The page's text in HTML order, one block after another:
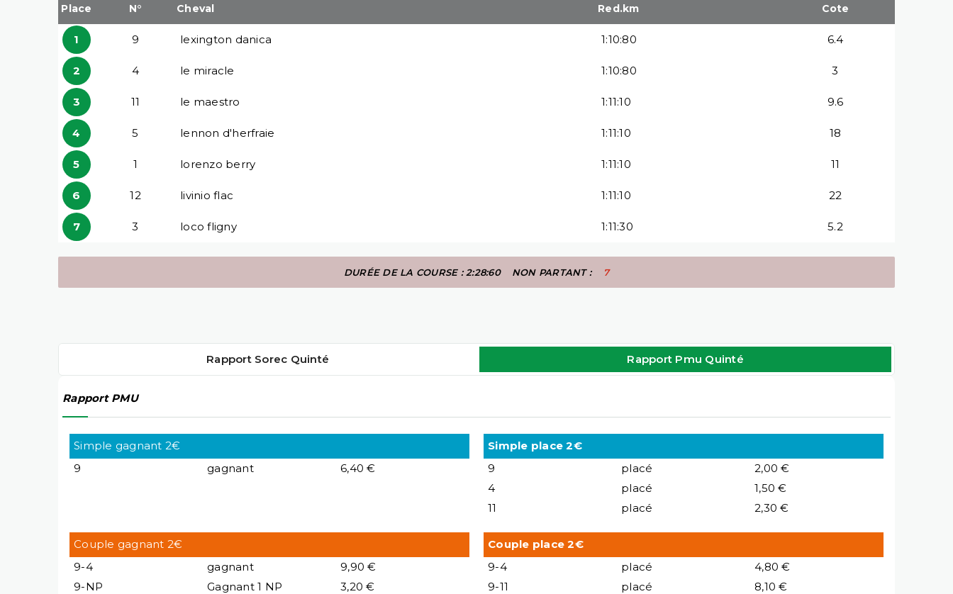
Place N° Cheval Red.km Cote
1 9 lexington danica 1:10:80 6.4
2 4 le miracle 1:10:80 3
3 11 le maestro 1:11:10 9.6
4 5 lennon d'herfraie 1:11:10 18
5 1 lorenzo berry 1:11:10 11
6 12 livinio flac 1:11:10 22
7 3 loco fligny 1:11:30 5.2
DURÉE DE LA COURSE : 2:28:60 NON PARTANT : 7
Rapport Sorec Quinté Rapport Pmu Quinté
Rapport PMU
Simple gagnant 2€
9
gagnant 6,40 €
Simple place 2€
9
placé
2,00 €
4
placé
1,50 €
11
placé 2,30 €
Couple gagnant 2€
9-4
gagnant
9,90 €
9-NP
Gagnant 1 NP 3,20 €
Couple place 2€
9-4
placé
4,80 €
9-11
placé
8,10 €